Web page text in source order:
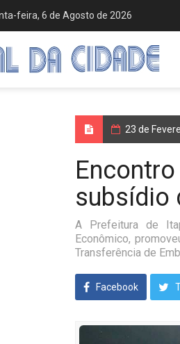
feira, 6 de Agosto de 2026
23 de
subsídio
A Prefeitura de
Econômico,
Transferência de
Facebook